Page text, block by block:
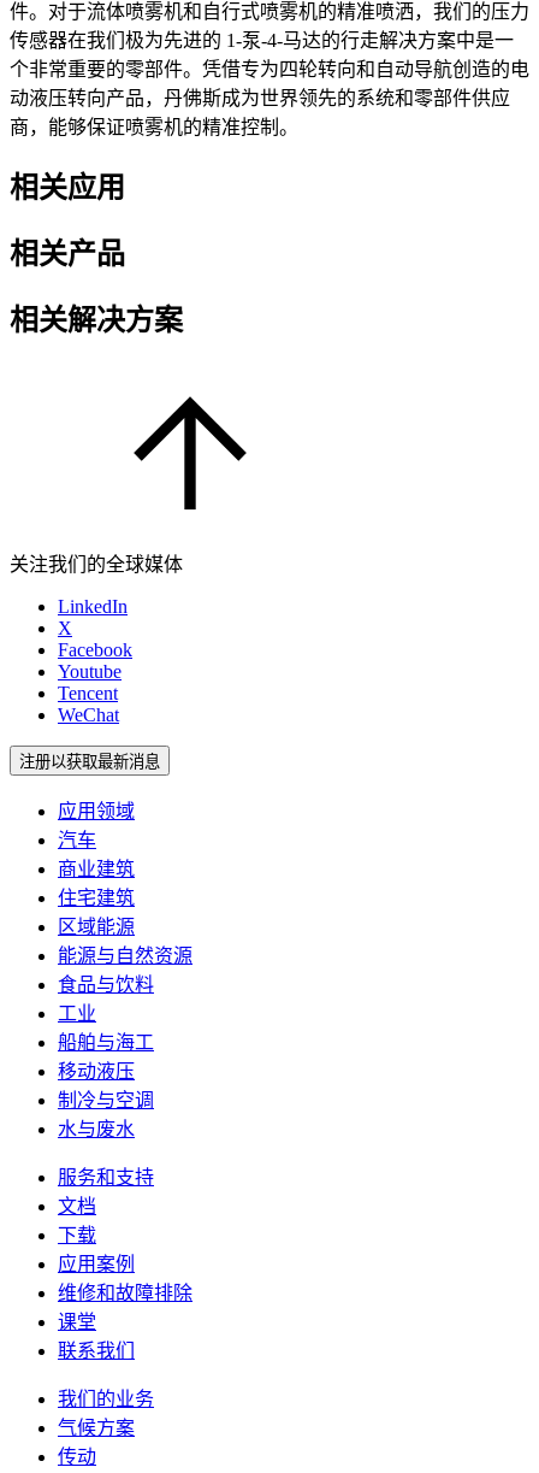
件。对于流体喷雾机和自行式喷雾机的精准喷洒，我们的压力
传感器在我们极为先进的 1-泵-4-马达的行走解决方案中是一
个非常重要的零部件。凭借专为四轮转向和自动导航创造的电
动液压转向产品，丹佛斯成为世界领先的系统和零部件供应
商，能够保证喷雾机的精准控制。
相关应用
相关产品
相关解决方案
关注我们的全球媒体
LinkedIn
X
Facebook
Youtube
Tencent
WeChat
注册以获取最新消息
应用领域
汽车
商业建筑
住宅建筑
区域能源
能源与自然资源
食品与饮料
工业
船舶与海工
移动液压
制冷与空调
水与废水
服务和支持
文档
下载
应用案例
维修和故障排除
课堂
联系我们
我们的业务
气候方案
传动